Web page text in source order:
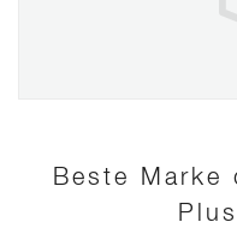
Beste Marke